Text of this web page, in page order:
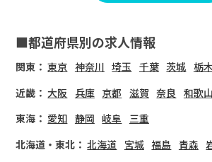
■都道府県別の求人情報
関東： 東京 神奈川 埼玉 千葉 茨城 栃
近畿： 大阪 兵庫 京都 滋賀 奈良 和歌山
東海： 愛知 静岡 岐阜
三重
北海道・東北： 北海道 宮城 福島 青森